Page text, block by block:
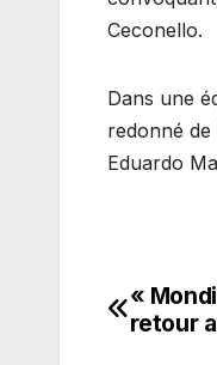
Ceconello.
Dans une
redonné de
Eduardo
«
retour